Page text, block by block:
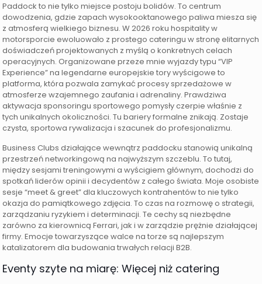
Paddock to nie tylko miejsce postoju bolidów. To centrum
dowodzenia, gdzie zapach wysokooktanowego paliwa miesza się
z atmosferą wielkiego biznesu. W 2026 roku hospitality w
motorsporcie ewoluowało z prostego cateringu w stronę elitarnych
doświadczeń projektowanych z myślą o konkretnych celach
operacyjnych. Organizowane przeze mnie wyjazdy typu “VIP
Experience” na legendarne europejskie tory wyścigowe to
platforma, która pozwala zamykać procesy sprzedażowe w
atmosferze wzajemnego zaufania i adrenaliny. Prawdziwa
aktywacja sponsoringu sportowego pomysły czerpie właśnie z
tych unikalnych okoliczności. Tu bariery formalne znikają. Zostaje
czysta, sportowa rywalizacja i szacunek do profesjonalizmu.
Business Clubs działające wewnątrz paddocku stanowią unikalną
przestrzeń networkingową na najwyższym szczeblu. To tutaj,
między sesjami treningowymi a wyścigiem głównym, dochodzi do
spotkań liderów opinii i decydentów z całego świata. Moje osobiste
sesje “meet & greet” dla kluczowych kontrahentów to nie tylko
okazja do pamiątkowego zdjęcia. To czas na rozmowę o strategii,
zarządzaniu ryzykiem i determinacji. Te cechy są niezbędne
zarówno za kierownicą Ferrari, jak i w zarządzie prężnie działającej
firmy. Emocje towarzyszące walce na torze są najlepszym
katalizatorem dla budowania trwałych relacji B2B.
Eventy szyte na miarę: Więcej niż catering